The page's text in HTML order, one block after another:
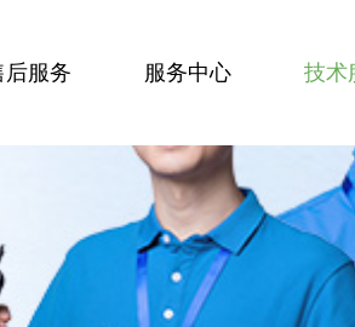
后服务 服务中心 技术